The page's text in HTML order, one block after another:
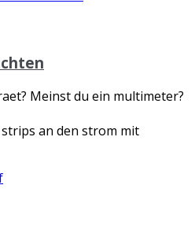
Meinst du ein multimeter?
strips an den strom mit